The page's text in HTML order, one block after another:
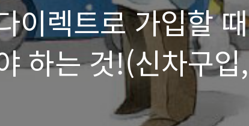
이렉트로 가입할 때
하는 것!(신차구입,